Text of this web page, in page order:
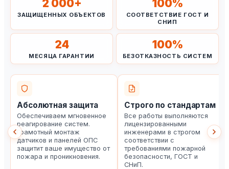
2 000+
ЗАЩИЩЕННЫХ ОБЪЕКТОВ
100%
СООТВЕТСТВИЕ ГОСТ И
СНИП
24
МЕСЯЦА ГАРАНТИИ
100%
БЕЗОТКАЗНОСТЬ СИСТЕМ
Абсолютная защита
Обеспечиваем мгновенное
реагирование систем.
Грамотный монтаж
датчиков и панелей ОПС
защитит ваше имущество от
пожара и проникновения.
Строго по стандартам
Все работы выполняются
лицензированными
инженерами в строгом
соответствии с
требованиями пожарной
безопасности, ГОСТ и
СНиП.